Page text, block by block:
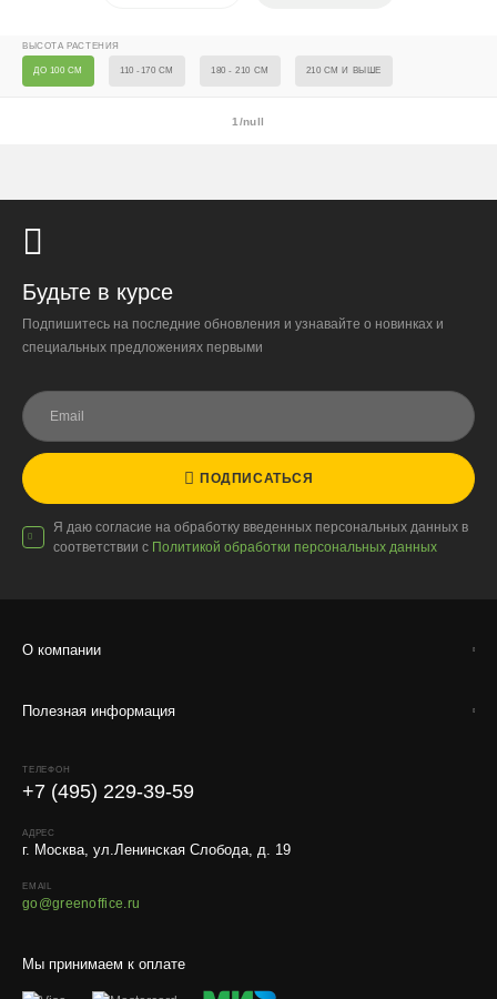
Next
ВЫСОТА РАСТЕНИЯ
ДО 100 СМ 110 -170 СМ 180 - 210 СМ 210 СМ И ВЫШЕ
1/null
Будьте в курсе
Подпишитесь на последние обновления и узнавайте о новинках и
специальных предложениях первыми
ПОДПИСАТЬСЯ
Я даю согласие на обработку введенных персональных данных в
соответствии с Политикой обработки персональных данных
О компании
Полезная информация
Мы принимаем к оплате
ТЕЛЕФОН
+7 (495) 229-39-59
АДРЕС
г. Москва, ул.Ленинская Слобода, д. 19
EMAIL
go@greenoffice.ru